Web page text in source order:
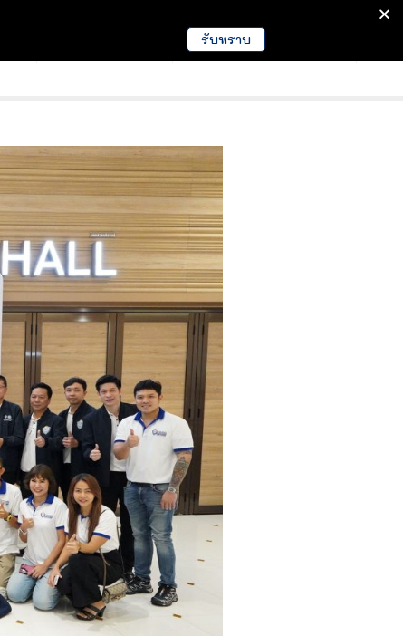
EDUCATION NEWS
รับทราบ